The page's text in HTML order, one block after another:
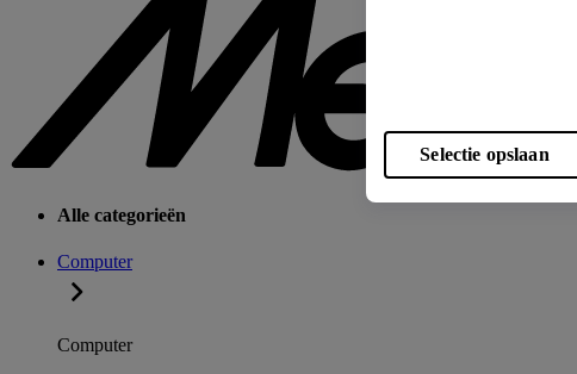
Alle categorieën
Computer
Computer
Selectie opslaan